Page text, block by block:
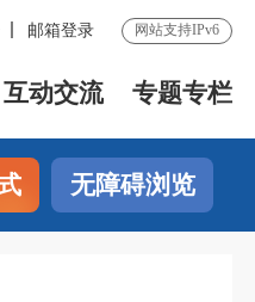
邮箱登录 网站支持IPv6
互动交流 专题专栏
无障碍浏览